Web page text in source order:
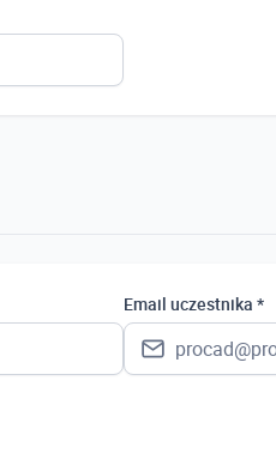
Email uczestnika *